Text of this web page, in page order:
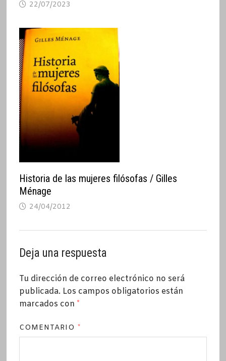
22/07/2023
Historia de las mujeres filósofas / Gilles
Ménage
24/04/2012
Deja una respuesta
Tu dirección de correo electrónico no será
publicada. Los campos obligatorios están
marcados con *
COMENTARIO *